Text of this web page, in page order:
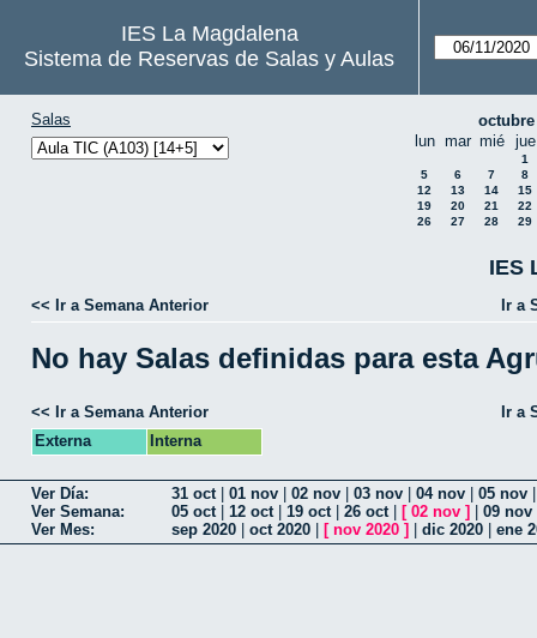
IES La Magdalena
Sistema de Reservas de Salas y Aulas
Salas
octubre
lun mar mié jue
1
5
6 7
8
12
13 14
15
19
20 21
22
26
27 28 29
IES
<< Ir a Semana Anterior Ir a
No hay Salas definidas para esta
<< Ir a Semana Anterior
Ir a
Externa
Interna
Ver Día: 31 oct| 01 nov 02 nov 03 nov 04 nov 05 nov
Ver Semana:
05 oct| 12 oct| 19 oct| 26 oct| [ 02 nov ] 09 nov
Ver Mes:
sep 2020 oct 2020 [ nov 2020 ] dic 2020 ene